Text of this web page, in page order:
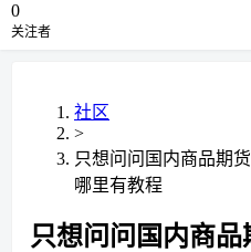
0
关注者
社区
>
只想问问国内商品期
哪里有教程
只想问问国内商